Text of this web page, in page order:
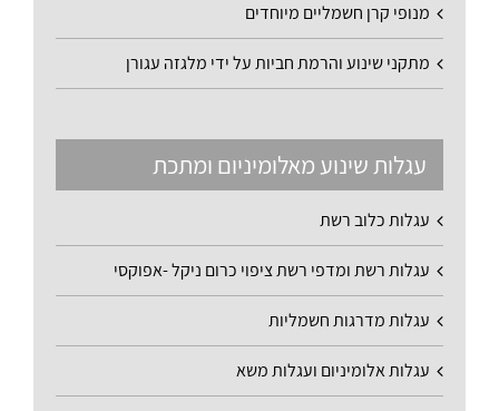
מנופי קרן חשמליים מיוחדים
מתקני שינוע והרמת חביות על ידי מלגזה עגורן
עגלות שינוע מאלומיניום ומתכת
עגלות כלוב רשת
עגלות רשת ומדפי רשת ציפוי כרום ניקל -אפוקסי
עגלות מדרגות חשמליות
עגלות אלומיניום ועגלות משא